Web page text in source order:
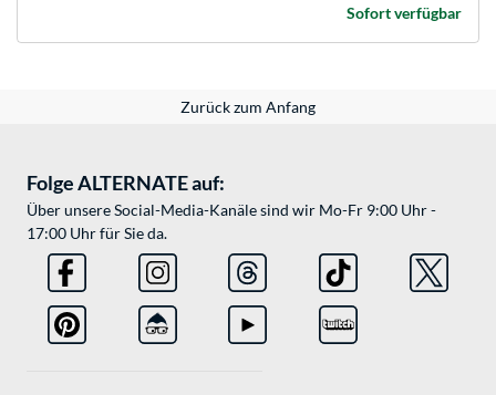
Sofort verfügbar
Zurück zum Anfang
Folge ALTERNATE auf:
Über unsere Social-Media-Kanäle sind wir Mo-Fr 9:00 Uhr -
17:00 Uhr für Sie da.